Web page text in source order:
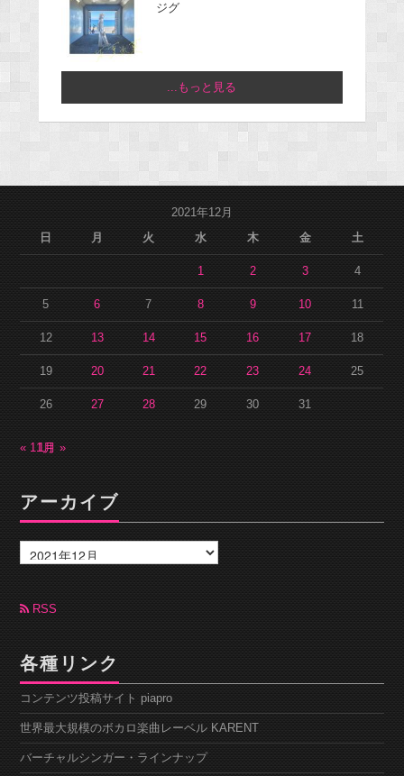
ジグ
...もっと見る
2021年12月
日
月 火 水 木 金 土
1 2 3 4
5 6 7 8 9 10 11
12 13 14 15 16 17 18
19 20 21 22 23 24 25
26 27 28 29 30 31
« 11月1月 »
アーカイブ
ー
カ
ブ RSS
各種リンク
コンテンツ投稿サイト piapro
世界最大規模のボカロ楽曲レーベル KARENT
バーチャルシンガー・ラインナップ